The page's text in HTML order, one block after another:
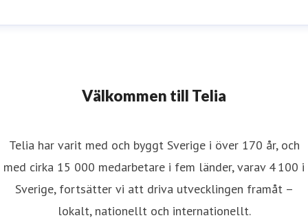
Välkommen till Telia
Telia har varit med och byggt Sverige i över 170 år, och
med cirka 15 000 medarbetare i fem länder, varav 4 100 i
Sverige, fortsätter vi att driva utvecklingen framåt –
lokalt, nationellt och internationellt.